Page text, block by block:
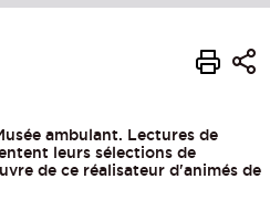
ambulant. Lectures de
leurs sélections de
de ce réalisateur d'animés de